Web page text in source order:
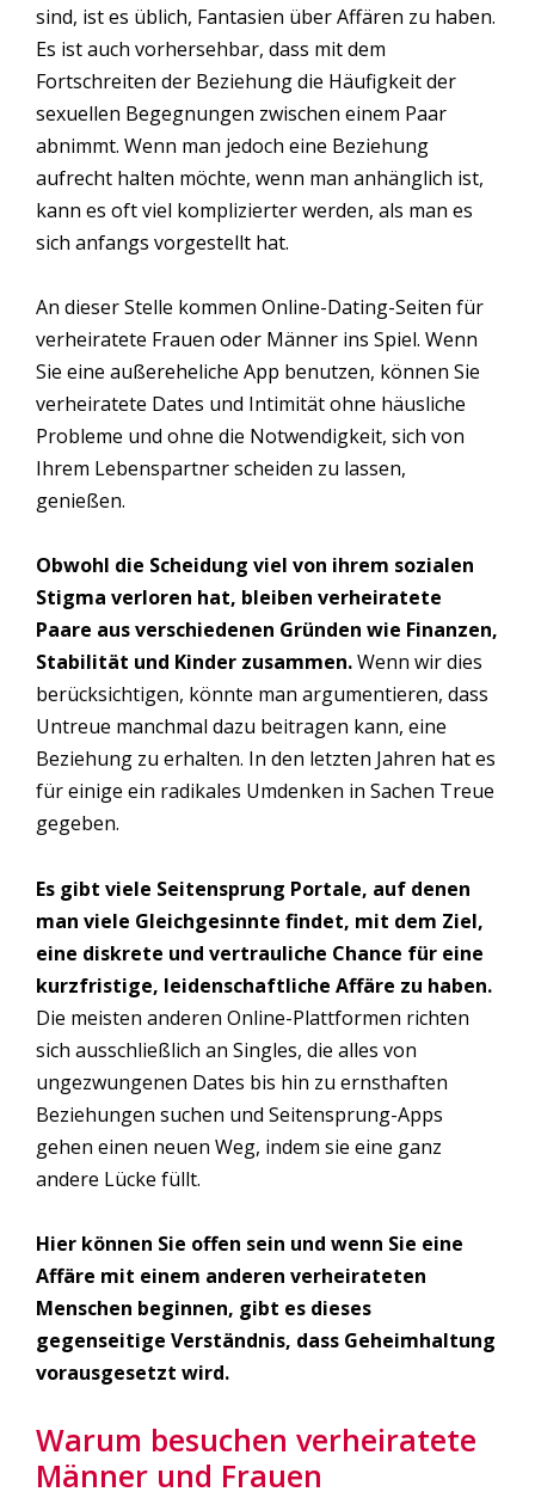
sind, ist es üblich, Fantasien über Affären zu haben.
Es ist auch vorhersehbar, dass mit dem
Fortschreiten der Beziehung die Häufigkeit der
sexuellen Begegnungen zwischen einem Paar
abnimmt. Wenn man jedoch eine Beziehung
aufrecht halten möchte, wenn man anhänglich ist,
kann es oft viel komplizierter werden, als man es
sich anfangs vorgestellt hat.
An dieser Stelle kommen Online-Dating-Seiten für
verheiratete Frauen oder Männer ins Spiel. Wenn
Sie eine außereheliche App benutzen, können Sie
verheiratete Dates und Intimität ohne häusliche
Probleme und ohne die Notwendigkeit, sich von
Ihrem Lebenspartner scheiden zu lassen,
genießen.
Obwohl die Scheidung viel von ihrem sozialen
Stigma verloren hat, bleiben verheiratete
Paare aus verschiedenen Gründen wie Finanzen,
Stabilität und Kinder zusammen.Wenn wir dies
berücksichtigen, könnte man argumentieren, dass
Untreue manchmal dazu beitragen kann, eine
Beziehung zu erhalten. In den letzten Jahren hat es
für einige ein radikales Umdenken in Sachen Treue
gegeben.
Es gibt viele Seitensprung Portale, auf denen
man viele Gleichgesinnte findet, mit dem Ziel,
eine diskrete und vertrauliche Chance für eine
kurzfristige, leidenschaftliche Affäre zu haben.
Die meisten anderen Online-Plattformen richten
sich ausschließlich an Singles, die alles von
ungezwungenen Dates bis hin zu ernsthaften
Beziehungen suchen und Seitensprung-Apps
gehen einen neuen Weg, indem sie eine ganz
andere Lücke füllt.
Hier können Sie offen sein und wenn Sie eine
Affäre mit einem anderen verheirateten
Menschen beginnen, gibt es dieses
gegenseitige Verständnis, dass Geheimhaltung
vorausgesetzt wird.
Warum besuchen verheiratete
Männer und Frauen